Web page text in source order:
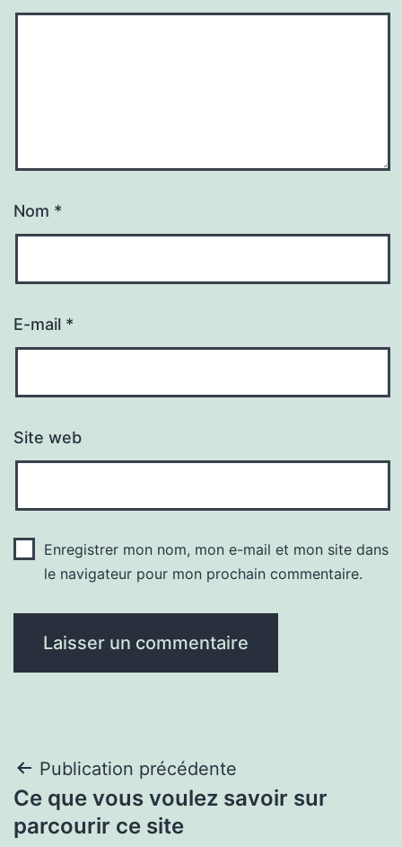
Nom *
E-mail *
Site web
Enregistrer mon nom, mon e-mail et mon site dans
le navigateur pour mon prochain commentaire.
Navigation
de
Publication précédente
Ce que vous voulez savoir sur
parcourir ce site